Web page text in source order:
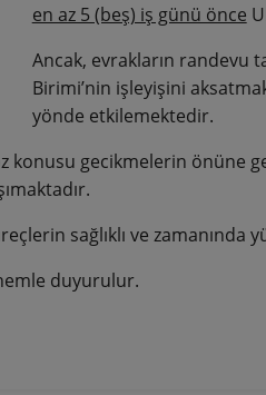
en az 5 (beş) iş günü önce
Ancak, evrakların randevu
Birimi’nin işleyişini
yönde etkilemektedir.
konusu gecikmelerin önüne
sağlıklı ve
duyurulur.